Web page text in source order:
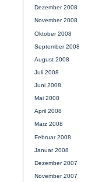
Dezember 2008
November 2008
Oktober 2008
September 2008
August 2008
Juli 2008
Juni 2008
Mai 2008
April 2008
März 2008
Februar 2008
Januar 2008
Dezember 2007
November 2007